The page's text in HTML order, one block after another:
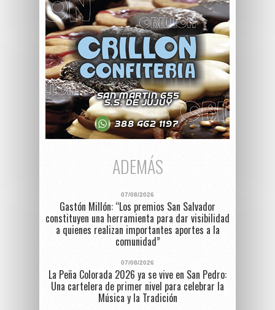
ADEMÁS
07/08/2026
Gastón Millón: “Los premios San Salvador
constituyen una herramienta para dar visibilidad
a quienes realizan importantes aportes a la
comunidad”
07/08/2026
La Peña Colorada 2026 ya se vive en San Pedro:
Una cartelera de primer nivel para celebrar la
Música y la Tradición